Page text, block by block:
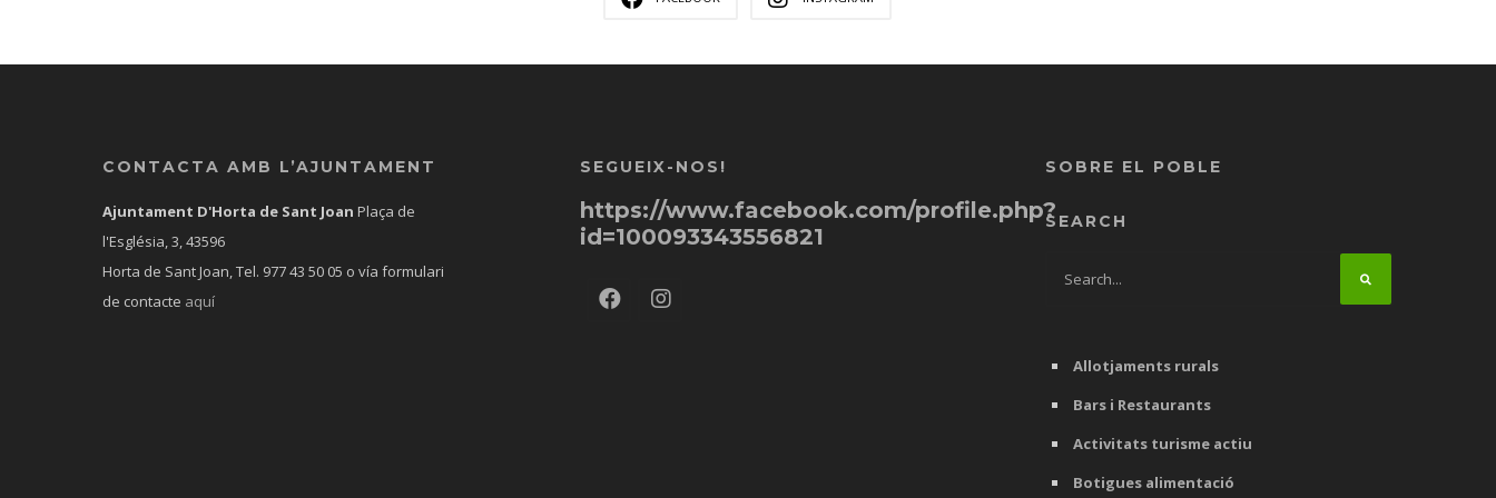
CONTACTA AMB L’AJUNTAMENT
Ajuntament D'Horta de Sant Joan Plaça de
l'Església, 3, 43596
Horta de Sant Joan, Tel. 977 43 50 05 o vía formulari
de contacte aquí
SEGUEIX-NOS!
https://www.facebook.com/profile.php?
id=100093343556821
SOBRE EL POBLE
SEARCH
Allotjaments rurals
Bars i Restaurants
Activitats turisme actiu
Botigues alimentació